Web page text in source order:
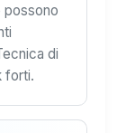
possono
di
forti.